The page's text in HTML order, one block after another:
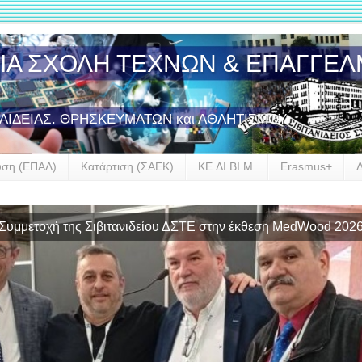
ΣΧΟΛΗ ΤΕΧΝΩΝ &
ΘΡΗΣΚΕΥΜΑΤΩΝ και ΑΘΛΗΤΙΣΜΟΥ
(ΕΠΑΛ) Κατάρτιση (ΣΑΕΚ) ΚΕ.ΔΙ.ΒΙ.Μ. Erasmus+
συνεργασίας της Σιβιτανιδείου Σχολής με την GROHE